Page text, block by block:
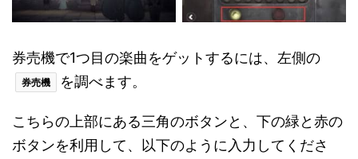
券売機で1つ目の楽曲をゲットするには、左側の
券売機 を調べます。
こちらの上部にある三角のボタンと、下の緑と赤の
ボタンを利用して、以下のように入力してくださ